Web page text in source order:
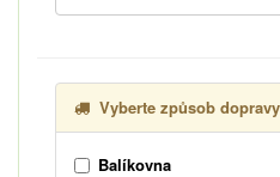
Vyberte způsob dopravy
Balíkovna